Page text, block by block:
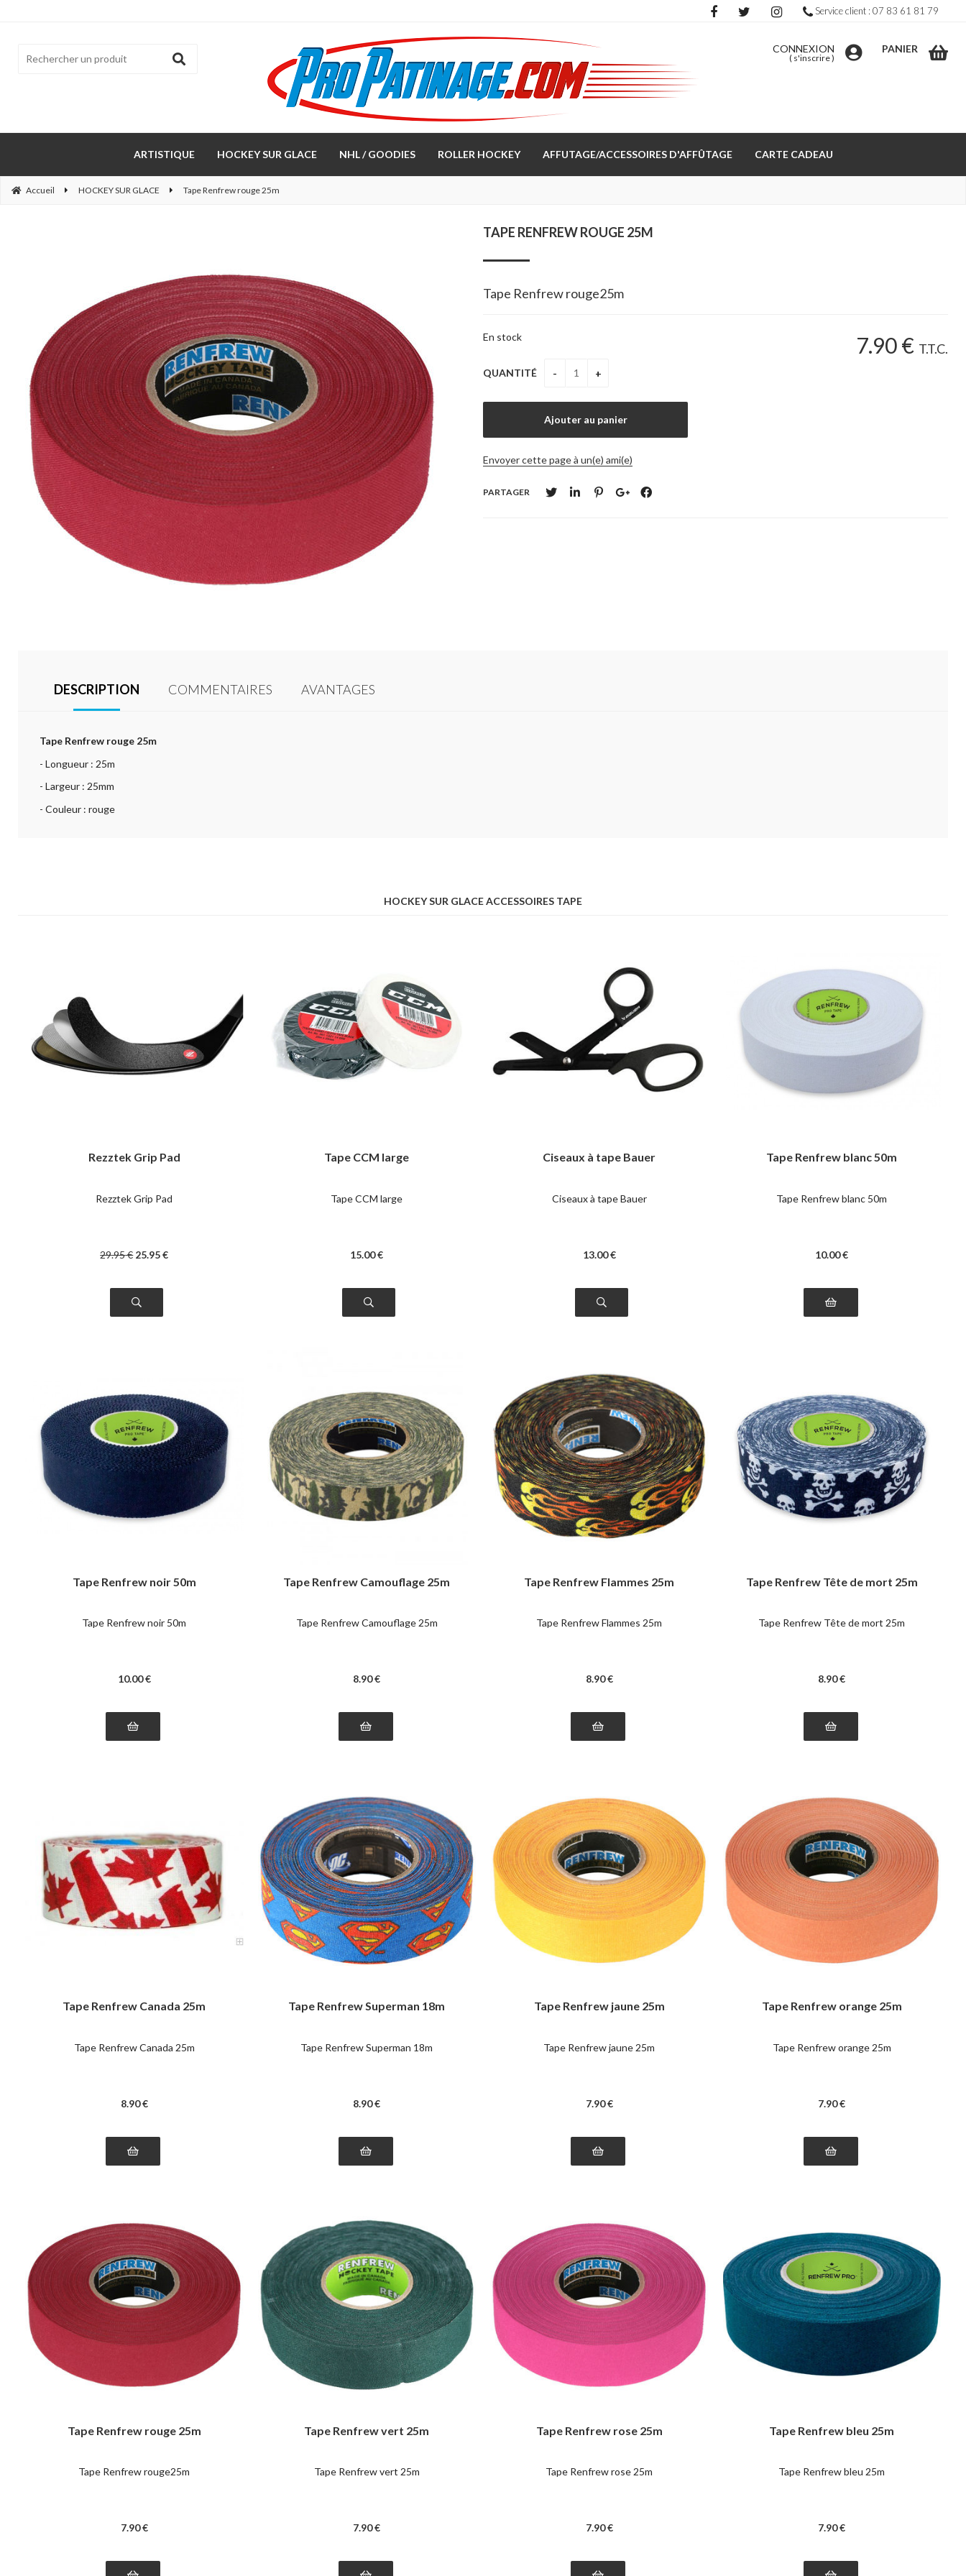
CONNEXION
( s'inscrire)
PANIER
ARTISTIQUE HOCKEY SUR GLACE NHL / GOODIES ROLLER HOCKEY AFFUTAGE/ACCESSOIRES D'AFFÛTAGE CARTE CADEAU
Accueil HOCKEY SUR GLACE Tape Renfrew rouge 25m
TAPE RENFREW ROUGE 25M
Tape Renfrew rouge25m
7.90€ T.T.C.
En stock
QUANTITÉ
Envoyer cette page à un(e) ami(e)
PARTAGER
DESCRIPTION COMMENTAIRES AVANTAGES
Tape Renfrew rouge 25m
- Longueur : 25m
- Largeur : 25mm
- Couleur : rouge
HOCKEY SUR GLACE ACCESSOIRES TAPE
Rezztek Grip Pad
Rezztek Grip Pad
29.95€ 25.95€
Tape CCM large
Tape CCM large
15.00€
Ciseaux à tape Bauer
Ciseaux à tape Bauer
13.00€
Tape Renfrew blanc 50m
Tape Renfrew blanc 50m
10.00€
Tape Renfrew noir 50m
Tape Renfrew noir 50m
10.00€
Tape Renfrew Camouflage 25m
Tape Renfrew Camouflage 25m
8.90€
Tape Renfrew Flammes 25m
Tape Renfrew Flammes 25m
8.90€
Tape Renfrew Tête de mort 25m
Tape Renfrew Tête de mort 25m
8.90€
Tape Renfrew Canada 25m
Tape Renfrew Canada 25m
8.90€
Tape Renfrew Superman 18m
Tape Renfrew Superman 18m
8.90€
Tape Renfrew jaune 25m
Tape Renfrew jaune 25m
7.90€
Tape Renfrew orange 25m
Tape Renfrew orange 25m
7.90€
Tape Renfrew rouge 25m
Tape Renfrew rouge25m
7.90€
Tape Renfrew vert 25m
Tape Renfrew vert 25m
7.90€
Tape Renfrew rose 25m
Tape Renfrew rose 25m
7.90€
Tape Renfrew bleu 25m
Tape Renfrew bleu 25m
7.90€
Service client : 07 83 61 81 79